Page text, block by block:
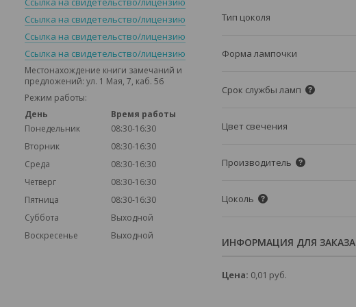
Тип цоколя
Форма лампочки
Срок службы ламп
Цвет свечения
Производитель
Цоколь
ИНФОРМАЦИЯ ДЛЯ ЗАКАЗА
Цена: 0,01 руб.
Ссылка на свидетельство/лицензию
Ссылка на свидетельство/лицензию
Ссылка на свидетельство/лицензию
Местонахождение книги замечаний и
предложений: ул. 1 Мая, 7, каб. 56
Режим работы:
День
Время работы
Понедельник
08:30-16:30
Вторник
08:30-16:30
Среда
08:30-16:30
Четверг
08:30-16:30
Пятница
08:30-16:30
Суббота
Выходной
Воскресенье
Выходной